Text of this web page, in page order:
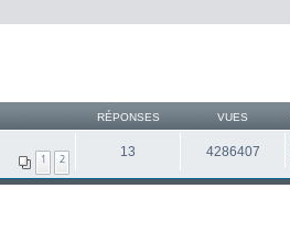
RÉPONSES VUES
1 2 13 4286407